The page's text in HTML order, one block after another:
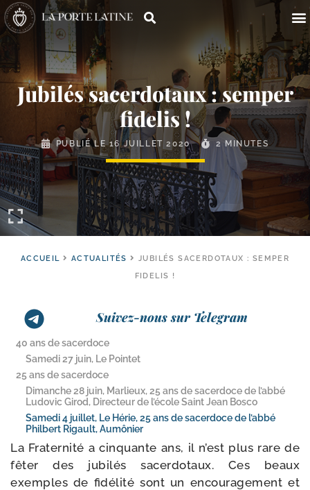
Jubilés sacerdotaux : semper
fidelis !
PUBLIÉ LE16 JUILLET 2020 2 MINUTES
ACCUEIL ACTUALITÉS
JUBILÉS SACERDOTAUX : SEMPER
FIDELIS !
Suivez-nous sur Telegram
40 ans de sacerdoce
Samedi 27 juin, Le Pointet
25 ans de sacerdoce
Dimanche 28 juin, Marlieux, 25 ans de sacerdoce de l’abbé
Ludovic Girod, Directeur de l’école Saint Jean Bosco
Samedi 4 juillet, Le Hérie, 25 ans de sacerdoce de l’abbé
Philbert Rigault, Aumônier
La Fraternité a cin­quante ans, il n’est plus rare de
fêter des jubi­lés sacer­do­taux. Ces beaux
exemples de fidé­li­té sont un encou­ra­ge­ment et